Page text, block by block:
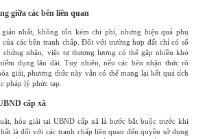
giữa các bên liên quan
nhất, không tốn kém chi phí, nhưng hiệu quả phụ
các bên tranh chấp. Đối với trường hợp đất chỉ có sổ
nhận, việc tự thương lượng có thể gặp nhiều khó
dụng lâu dài. Tuy nhiên, nếu các bên nhận thức rõ
giải, phương thức này vẫn có thể mang lại kết quả tích
pháp lý phức tạp.
cấp xã
hòa giải tại UBND cấp xã là bước bắt buộc trước khi
là đối với các tranh chấp liên quan đến quyền sử dụng